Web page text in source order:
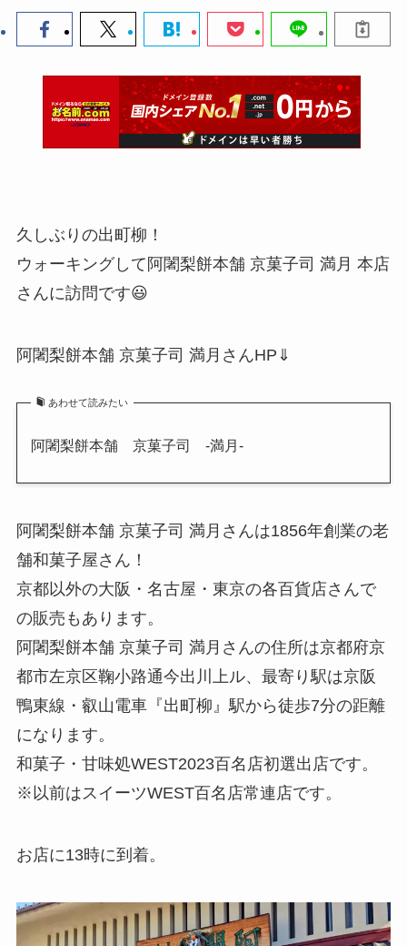
久しぶりの出町柳！
ウォーキングして阿闍梨餅本舗 京菓子司 満月 本店
さんに訪問です😃
阿闍梨餅本舗 京菓子司 満月さんHP⇓
あわせて読みたい
阿闍梨餅本舗 京菓子司 -満月-
阿闍梨餅本舗 京菓子司 満月さんは1856年創業の老
舗和菓子屋さん！
京都以外の大阪・名古屋・東京の各百貨店さんで
の販売もあります。
阿闍梨餅本舗 京菓子司 満月さんの住所は京都府京
都市左京区鞠小路通今出川上ル、最寄り駅は京阪
鴨東線・叡山電車『出町柳』駅から徒歩7分の距離
になります。
和菓子・甘味処WEST2023百名店初選出店です。
※以前はスイーツWEST百名店常連店です。
お店に13時に到着。